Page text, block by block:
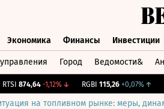
Экономика Финансы Инвестиции
Город Ведомости&
874,64 -1,12%↓ RGBI 115,26 +0,07%↑
на топливном рынке: меры,